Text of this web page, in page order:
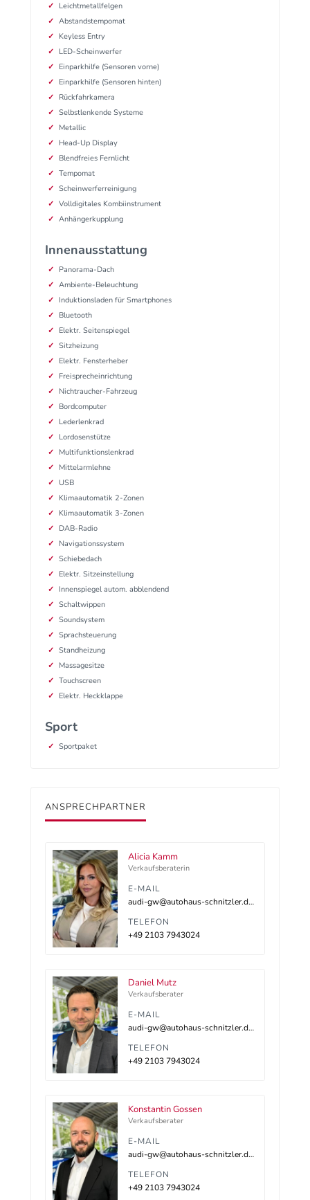
Leichtmetallfelgen
Abstandstempomat
Keyless Entry
LED-Scheinwerfer
Einparkhilfe (Sensoren vorne)
Einparkhilfe (Sensoren hinten)
Rückfahrkamera
Selbstlenkende Systeme
Metallic
Head-Up Display
Blendfreies Fernlicht
Tempomat
Scheinwerferreinigung
Volldigitales Kombiinstrument
Anhängerkupplung
Innenausstattung
Panorama-Dach
Ambiente-Beleuchtung
Induktionsladen für Smartphones
Bluetooth
Elektr. Seitenspiegel
Sitzheizung
Elektr. Fensterheber
Freisprecheinrichtung
Nichtraucher-Fahrzeug
Bordcomputer
Lederlenkrad
Lordosenstütze
Multifunktionslenkrad
Mittelarmlehne
USB
Klimaautomatik 2-Zonen
Klimaautomatik 3-Zonen
DAB-Radio
Navigationssystem
Schiebedach
Elektr. Sitzeinstellung
Innenspiegel autom. abblendend
Schaltwippen
Soundsystem
Sprachsteuerung
Standheizung
Massagesitze
Touchscreen
Elektr. Heckklappe
Sport
Sportpaket
ANSPRECHPARTNER
Alicia Kamm
Verkaufsberaterin
E-MAIL
audi-gw@autohaus-schnitzler.dealerdesk.de
TELEFON
+49 2103 7943024
Daniel Mutz
Verkaufsberater
E-MAIL
audi-gw@autohaus-schnitzler.dealerdesk.de
TELEFON
+49 2103 7943024
Konstantin Gossen
Verkaufsberater
E-MAIL
audi-gw@autohaus-schnitzler.dealerdesk.de
TELEFON
+49 2103 7943024